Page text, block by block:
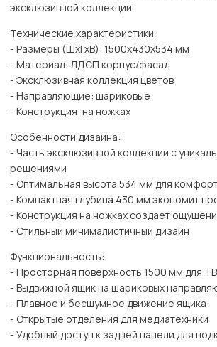
эксклюзивной коллекции.
Технические характеристики:
- Размеры (ШхГхВ): 1500х430х534 мм
- Материал: ЛДСП корпус/фасад
- Эксклюзивная коллекция цветов
- Направляющие: шариковые
- Конструкция: на ножках
Особенности дизайна:
- Часть эксклюзивной коллекции с
решениями
- Оптимальная высота 534 мм для
- Компактная глубина 430 мм экономит
- Конструкция на ножках создает
- Стильный минималистичный дизайн
Функциональность:
- Просторная поверхность 1500 мм для
- Выдвижной ящик на шариковых
- Плавное и бесшумное движение ящика
- Открытые отделения для медиатехники
- Удобный доступ к задней панели для